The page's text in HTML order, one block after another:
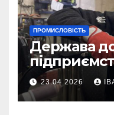
ПРОМИСЛОВІСТЬ
Держава
відновити
23.04.2026